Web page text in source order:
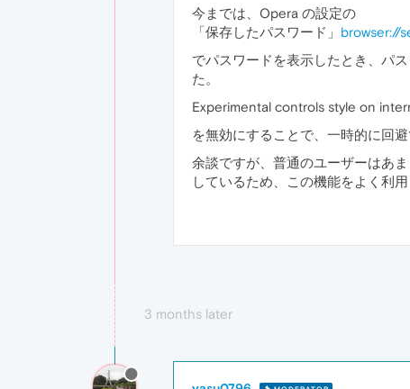
今までは、Opera の設定の
「保存したパスワード」 browser://
でパスワードを表示したとき、パ
た。
Experimental controls style on
を無効にすることで、一時的に回
余談ですが、普通のユーザーはあ
しているため、この機能をよく利用
3 months later